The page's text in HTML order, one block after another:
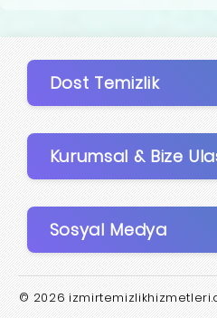
Dost Temizlik
Kurumsal & Bize
Sosyal Medya
© 2026